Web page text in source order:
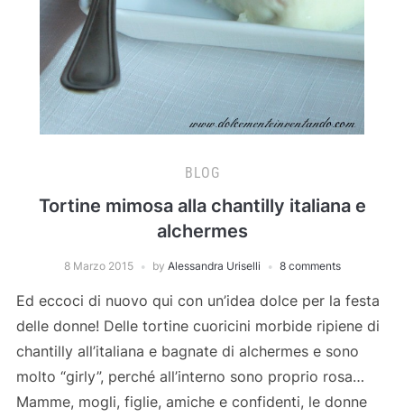
BLOG
Tortine mimosa alla chantilly italiana e
alchermes
8 Marzo 2015 by Alessandra Uriselli 8 comments
Ed eccoci di nuovo qui con un’idea dolce per la festa
delle donne! Delle tortine cuoricini morbide ripiene di
chantilly all’italiana e bagnate di alchermes e sono
molto “girly”, perché all’interno sono proprio rosa…
Mamme, mogli, figlie, amiche e confidenti, le donne